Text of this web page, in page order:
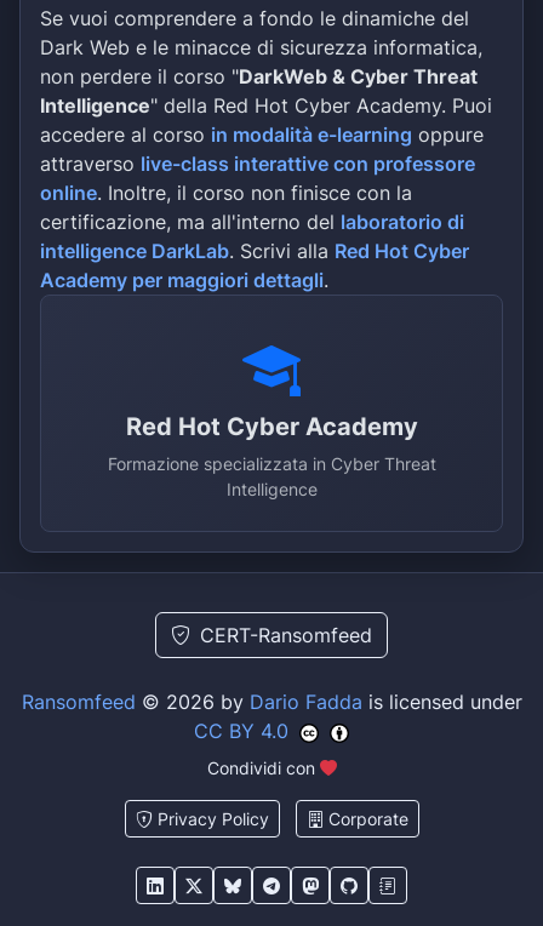
Se vuoi comprendere a fondo le dinamiche del
Dark Web e le minacce di sicurezza informatica,
non perdere il corso "DarkWeb & Cyber Threat
Intelligence" della Red Hot Cyber Academy. Puoi
accedere al corso in modalità e-learning oppure
attraverso live-class interattive con professore
online. Inoltre, il corso non finisce con la
certificazione, ma all'interno del laboratorio di
intelligence DarkLab. Scrivi alla Red Hot Cyber
Academy per maggiori dettagli.
Red Hot Cyber Academy
Formazione specializzata in Cyber Threat
Intelligence
CERT-Ransomfeed
Ransomfeed © 2026 by Dario Fadda is licensed under
CC BY 4.0
Condividi con
Privacy Policy Corporate